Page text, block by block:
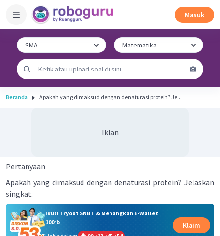
Masuk
Beranda Apakah yang dimaksud dengan denaturasi protein? Je...
Iklan
Pertanyaan
Apakah yang dimaksud dengan denaturasi protein? Jelaskan
singkat.
Ikuti Tryout SNBT & Menangkan E-Wallet
100rb
Klaim